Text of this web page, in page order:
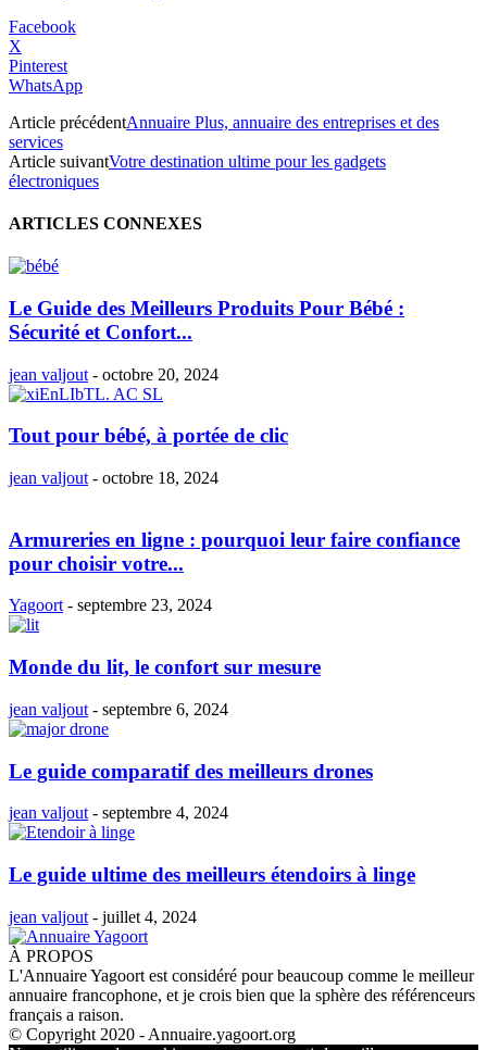
Facebook
X
Pinterest
WhatsApp
Article précédentAnnuaire Plus, annuaire des entreprises et des
services
Article suivantVotre destination ultime pour les gadgets
électroniques
ARTICLES CONNEXES
Le Guide des Meilleurs Produits Pour Bébé :
Sécurité et Confort...
jean valjout - octobre 20, 2024
Tout pour bébé, à portée de clic
jean valjout - octobre 18, 2024
Armureries en ligne : pourquoi leur faire confiance
pour choisir votre...
Yagoort - septembre 23, 2024
Monde du lit, le confort sur mesure
jean valjout - septembre 6, 2024
Le guide comparatif des meilleurs drones
jean valjout - septembre 4, 2024
Le guide ultime des meilleurs étendoirs à linge
jean valjout - juillet 4, 2024
À PROPOS
L'Annuaire Yagoort est considéré pour beaucoup comme le meilleur
annuaire francophone, et je crois bien que la sphère des référenceurs
français a raison.
© Copyright 2020 - Annuaire.yagoort.org